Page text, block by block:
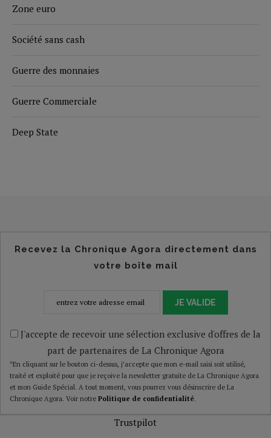
Zone euro
Société sans cash
Guerre des monnaies
Guerre Commerciale
Deep State
Recevez la Chronique Agora directement dans
votre boîte mail
JE VALIDE
J'accepte de recevoir une sélection exclusive d'offres de la
part de partenaires de La Chronique Agora
*En cliquant sur le bouton ci-dessus, j’accepte que mon e-mail saisi soit utilisé,
traité et exploité pour que je reçoive la newsletter gratuite de La Chronique Agora
et mon Guide Spécial. A tout moment, vous pourrez vous désinscrire de La
Chronique Agora. Voir notre Politique de confidentialité.
Trustpilot